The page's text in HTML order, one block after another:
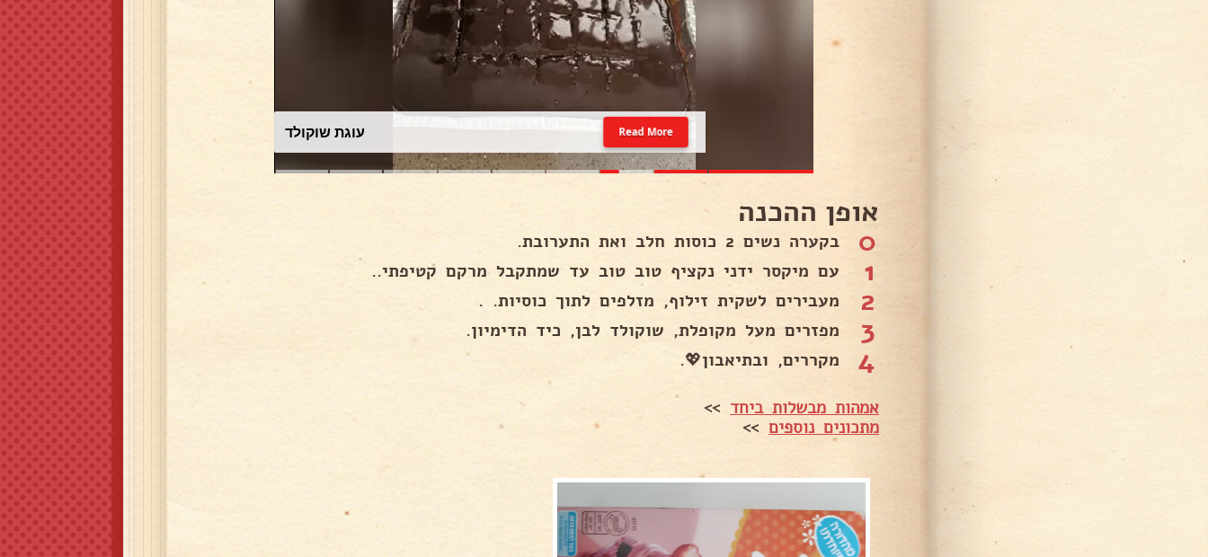
עוגת שוקולד Read More
אופן ההכנה
0 בקערה נשים 2 כוסות חלב ואת התערובת.
1 עם מיקסר ידני נקציף טוב טוב עד שמתקבל מרקם קטיפתי..
2 מעבירים לשקית זילוף, מזלפים לתוך כוסיות. .
3 מפזרים מעל מקופלת, שוקולד לבן, כיד הדימיון.
4 מקררים, ובתיאבון💖.
אמהות מבשלות ביחד >>
מתכונים נוספים>>